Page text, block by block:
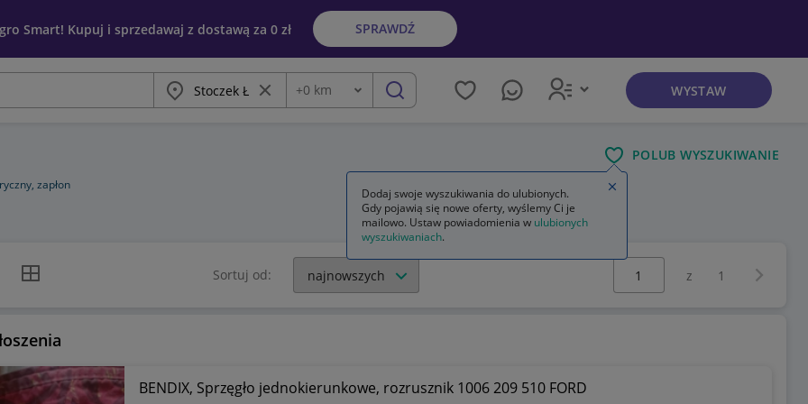
Smart! Kupuj i sprzedawaj z dostawą za 0 zł SPRAWDŹ
Miasto Wyczyść frazę
Odległość
+0 km szukaj WYSTAW
POLUB WYSZUKIWANIE
zapłon
listy
Widok siatki Sortuj od:
Wybierz stronę:
z 1
BENDIX, Sprzęgło jednokierunkowe, rozrusznik 1006 209 510 FORD
Dodaj swoje wyszukiwania do ulubionych.
Gdy pojawią się nowe oferty, wyślemy Ci je
mailowo. Ustaw powiadomienia w ulubionych
wyszukiwaniach.
Zamknij wskazówkę